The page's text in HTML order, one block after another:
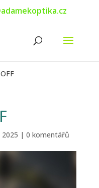
2025 | 0 komentářů